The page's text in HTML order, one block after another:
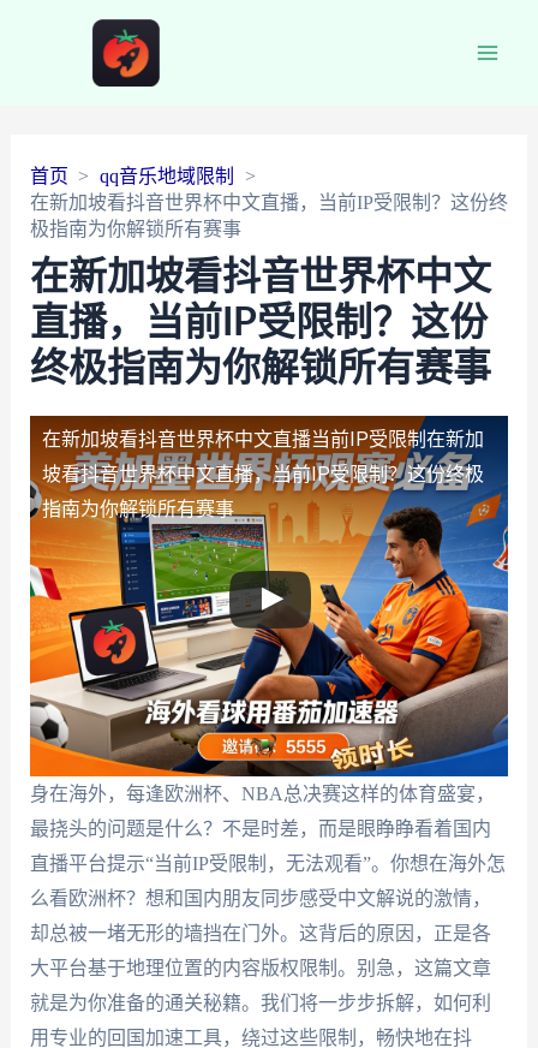
首页
qq音乐地域限制
在新加坡看抖音世界杯中文直播，当前IP受限制？这份终
极指南为你解锁所有赛事
在新加坡看抖音世界杯中文
直播，当前IP受限制？这份
终极指南为你解锁所有赛事
在新加坡看抖音世界杯中文直播当前IP受限制 在新加
坡看抖音世界杯中文直播，当前IP受限制？这份终极
指南为你解锁所有赛事
身在海外，每逢欧洲杯、NBA总决赛这样的体育盛宴，
最挠头的问题是什么？不是时差，而是眼睁睁看着国内
直播平台提示“当前IP受限制，无法观看”。你想在海外怎
么看欧洲杯？想和国内朋友同步感受中文解说的激情，
却总被一堵无形的墙挡在门外。这背后的原因，正是各
大平台基于地理位置的内容版权限制。别急，这篇文章
就是为你准备的通关秘籍。我们将一步步拆解，如何利
用专业的回国加速工具，绕过这些限制，畅快地在抖